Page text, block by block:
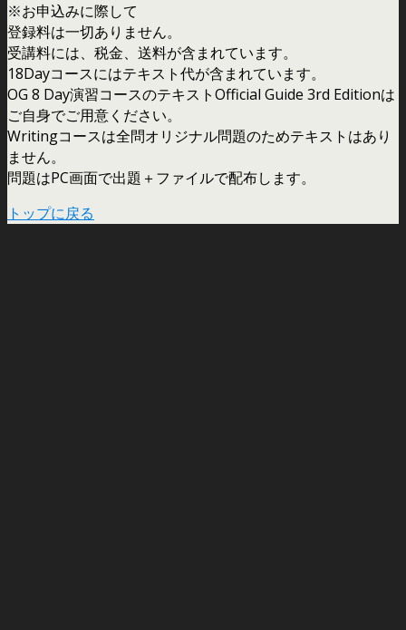
※お申込みに際して
登録料は一切ありません。
受講料には、税金、送料が含まれています。
18Dayコースにはテキスト代が含まれています。
OG 8 Day演習コースのテキストOfficial Guide 3rd Editionは
ご自身でご用意ください。
Writingコースは全問オリジナル問題のためテキストはあり
ません。
問題はPC画面で出題＋ファイルで配布します。
トップに戻る